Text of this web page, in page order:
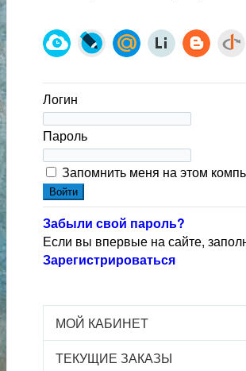
Логин
Пароль
Запомнить меня на этом
Забыли свой пароль?
Если вы впервые на сайте,
Зарегистрироваться
МОЙ КАБИНЕТ
ТЕКУЩИЕ ЗАКАЗЫ